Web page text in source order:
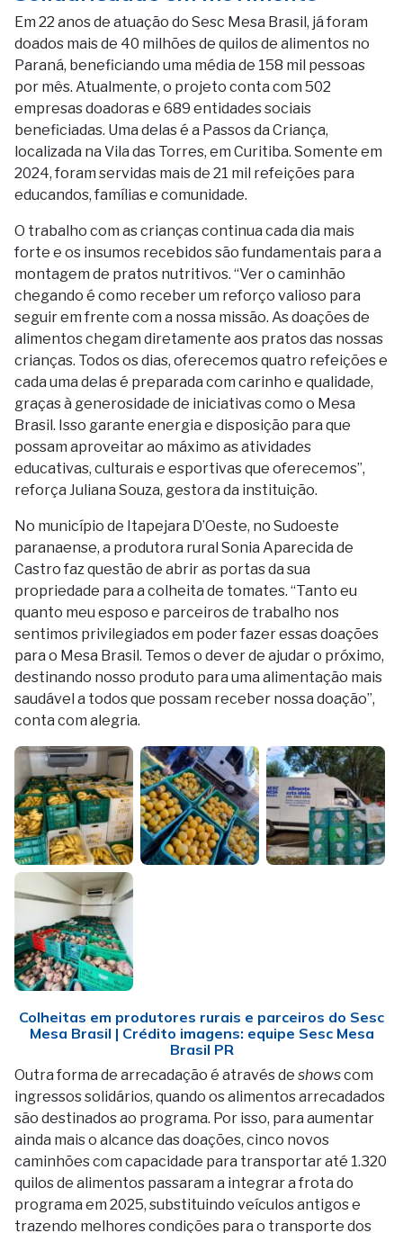
Em 22 anos de atuação do Sesc Mesa Brasil, já foram
doados mais de 40 milhões de quilos de alimentos no
Paraná, beneficiando uma média de 158 mil pessoas
por mês. Atualmente, o projeto conta com 502
empresas doadoras e 689 entidades sociais
beneficiadas. Uma delas é a Passos da Criança,
localizada na Vila das Torres, em Curitiba. Somente em
2024, foram servidas mais de 21 mil refeições para
educandos, famílias e comunidade.
O trabalho com as crianças continua cada dia mais
forte e os insumos recebidos são fundamentais para a
montagem de pratos nutritivos. “Ver o caminhão
chegando é como receber um reforço valioso para
seguir em frente com a nossa missão. As doações de
alimentos chegam diretamente aos pratos das nossas
crianças. Todos os dias, oferecemos quatro refeições e
cada uma delas é preparada com carinho e qualidade,
graças à generosidade de iniciativas como o Mesa
Brasil. Isso garante energia e disposição para que
possam aproveitar ao máximo as atividades
educativas, culturais e esportivas que oferecemos”,
reforça Juliana Souza, gestora da instituição.
No município de Itapejara D’Oeste, no Sudoeste
paranaense, a produtora rural Sonia Aparecida de
Castro faz questão de abrir as portas da sua
propriedade para a colheita de tomates. “Tanto eu
quanto meu esposo e parceiros de trabalho nos
sentimos privilegiados em poder fazer essas doações
para o Mesa Brasil. Temos o dever de ajudar o próximo,
destinando nosso produto para uma alimentação mais
saudável a todos que possam receber nossa doação”,
conta com alegria.
Colheitas em produtores rurais e parceiros do Sesc
Mesa Brasil | Crédito imagens: equipe Sesc Mesa
Brasil PR
Outra forma de arrecadação é através de showscom
ingressos solidários, quando os alimentos arrecadados
são destinados ao programa. Por isso, para aumentar
ainda mais o alcance das doações, cinco novos
caminhões com capacidade para transportar até 1.320
quilos de alimentos passaram a integrar a frota do
programa em 2025, substituindo veículos antigos e
trazendo melhores condições para o transporte dos